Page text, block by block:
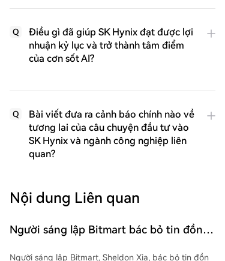
Q
Điều gì đã giúp SK Hynix đạt được lợi
nhuận kỷ lục và trở thành tâm điểm
của cơn sốt AI?
Q
Bài viết đưa ra cảnh báo chính nào về
tương lai của câu chuyện đầu tư vào
SK Hynix và ngành công nghiệp liên
quan?
Nội dung Liên quan
Người sáng lập Bitmart bác bỏ tin đồn
Người sáng lập Bitmart, Sheldon Xia, bác bỏ tin đồn